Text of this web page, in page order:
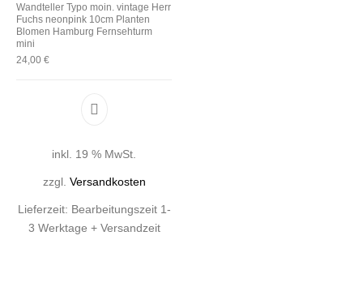
Wandteller Typo moin. vintage Herr
Fuchs neonpink 10cm Planten
Blomen Hamburg Fernsehturm
mini
24,00 €
inkl. 19 % MwSt.
zzgl. Versandkosten
Lieferzeit: Bearbeitungszeit 1-
3 Werktage + Versandzeit